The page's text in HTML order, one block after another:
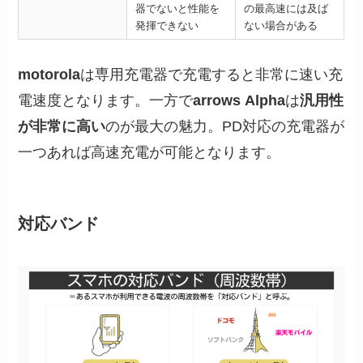
器でないと性能を
発揮できない
の最高速には及ば
ない場合がある
motorolaは専用充電器で充電すると非常に速い充
電速度となります。一方でarrows Alphaは汎用性
が非常に高いのが最大の魅力。PD対応の充電器が
一つあれば高速充電が可能となります。
対応バンド